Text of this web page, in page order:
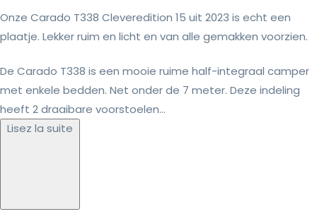
Onze Carado T338 Cleveredition 15 uit 2023 is echt een
plaatje. Lekker ruim en licht en van alle gemakken voorzien.
De Carado T338 is een mooie ruime half-integraal camper
met enkele bedden. Net onder de 7 meter. Deze indeling
heeft 2 draaibare voorstoelen...
Lisez la suite